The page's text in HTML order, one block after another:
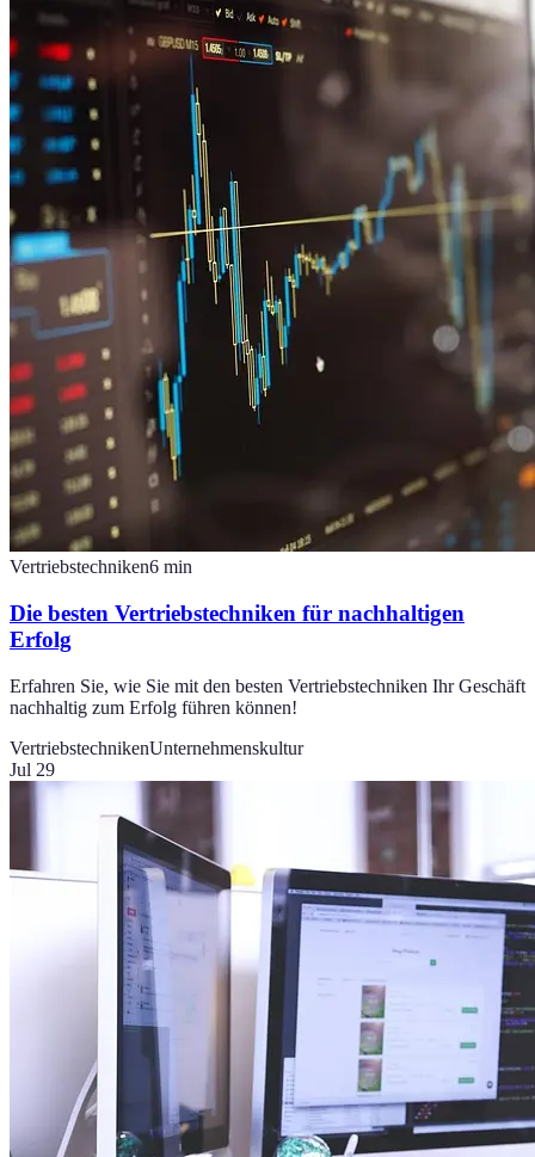
Vertriebstechniken6 min
Die besten Vertriebstechniken für nachhaltigen
Erfolg
Erfahren Sie, wie Sie mit den besten Vertriebstechniken Ihr Geschäft
nachhaltig zum Erfolg führen können!
VertriebstechnikenUnternehmenskultur
Jul 29